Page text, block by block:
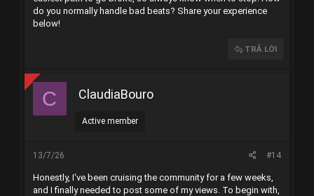
do you normally handle bad beats? Share your experience
below!
TRẢ LỜI
C ClaudiaBouro
Active member
13/7/26 #14
Honestly, I've been cruising the community for a few weeks,
and I finally needed to post some of my views. To begin with,